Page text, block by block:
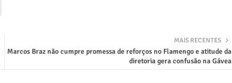
MAIS RECENTES
Marcos Braz não cumpre promessa de reforços no Flamengo e atitude da
diretoria gera confusão na Gávea